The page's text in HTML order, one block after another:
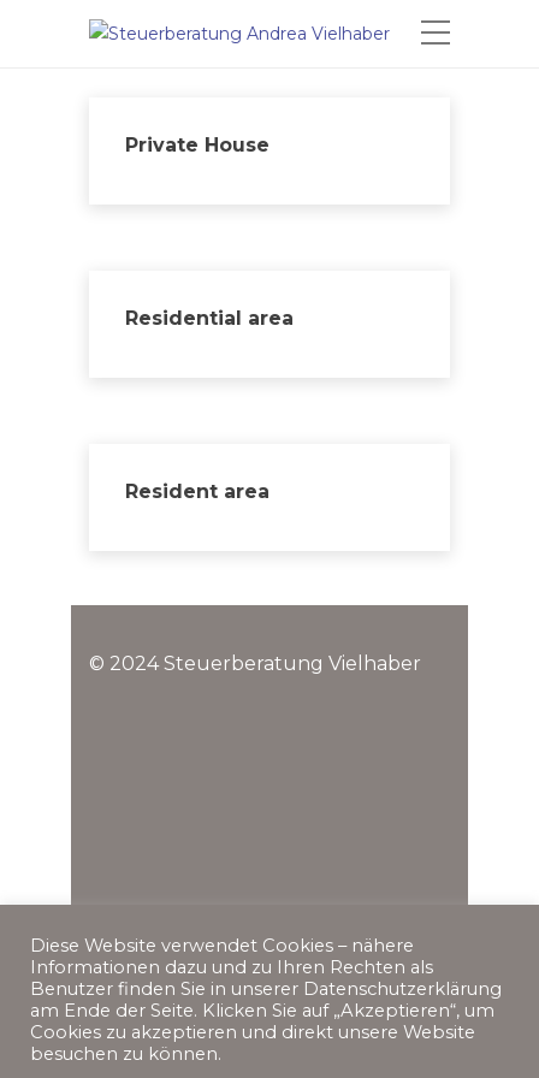
Private House
Residential area
Resident area
© 2024 Steuerberatung Vielhaber
Diese Website verwendet Cookies – nähere
Informationen dazu und zu Ihren Rechten als
Benutzer finden Sie in unserer Datenschutzerklärung
am Ende der Seite. Klicken Sie auf „Akzeptieren“, um
Cookies zu akzeptieren und direkt unsere Website
besuchen zu können.